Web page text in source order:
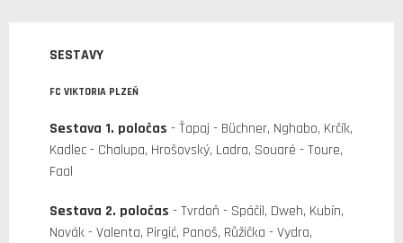
SESTAVY
FC VIKTORIA PLZEŇ
Sestava 1. poločas - Ťapaj - Büchner, Nghabo, Krčík,
Kadlec - Chalupa, Hrošovský, Ladra, Souaré - Toure,
Faal
Sestava 2. poločas - Tvrdoň - Spáčil, Dweh, Kubín,
Novák - Valenta, Pirgić, Panoš, Růžička - Vydra,